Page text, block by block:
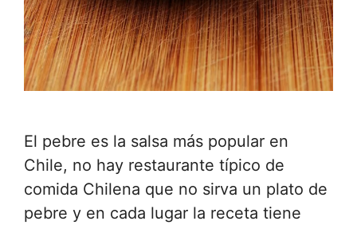
El pebre es la salsa más popular en
Chile, no hay restaurante típico de
comida Chilena que no sirva un plato de
pebre y en cada lugar la receta tiene